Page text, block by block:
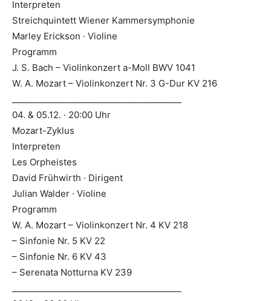
Interpreten
Streichquintett Wiener Kammersymphonie
Marley Erickson · Violine
Programm
J. S. Bach – Violinkonzert a-Moll BWV 1041
W. A. Mozart – Violinkonzert Nr. 3 G-Dur KV 216
04. & 05.12. · 20:00 Uhr
Mozart-Zyklus
Interpreten
Les Orpheistes
David Frühwirth · Dirigent
Julian Walder · Violine
Programm
W. A. Mozart – Violinkonzert Nr. 4 KV 218
– Sinfonie Nr. 5 KV 22
– Sinfonie Nr. 6 KV 43
– Serenata Notturna KV 239